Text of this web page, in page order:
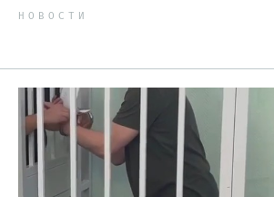
НОВОСТИ